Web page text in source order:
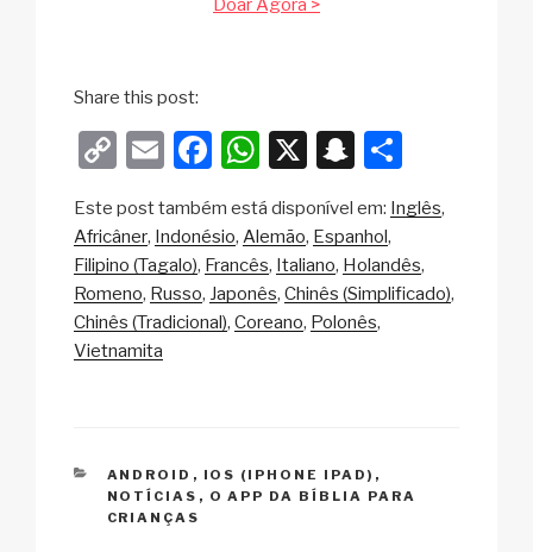
Doar Agora >
Share this post:
C
p
y
Li
n
E
ail
F
c
e
b
o
W
at
s
A
p
X
S
a
p
c
h
ar
e
Este post também está disponível em: Inglês
Africâner Indonésio Alemão Espanhol
Filipino (Tagalo) Francês Italiano Holandês
Romeno Russo Japonês Chinês (Simplificado)
Chinês (Tradicional) Coreano Polonês
Vietnamita
CATEGORIAS
ANDROID , IOS (IPHONE IPAD) ,
NOTÍCIAS , O APP DA BÍBLIA PARA
CRIANÇAS